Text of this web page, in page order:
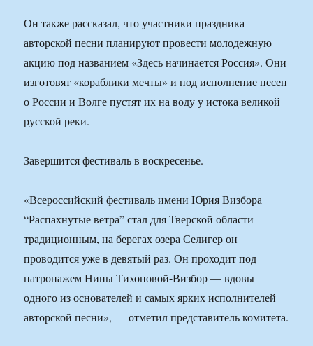
Он также рассказал, что участники праздника
авторской песни планируют провести молодежную
акцию под названием «Здесь начинается Россия». Они
изготовят «кораблики мечты» и под исполнение песен
о России и Волге пустят их на воду у истока великой
русской реки.
Завершится фестиваль в воскресенье.
«Всероссийский фестиваль имени Юрия Визбора
“Распахнутые ветра” стал для Тверской области
традиционным, на берегах озера Селигер он
проводится уже в девятый раз. Он проходит под
патронажем Нины Тихоновой-Визбор — вдовы
одного из основателей и самых ярких исполнителей
авторской песни», — отметил представитель комитета.